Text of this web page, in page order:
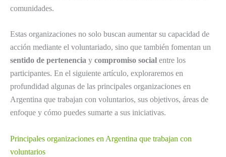
comunidades.
Estas organizaciones no solo buscan aumentar su capacidad de
acción mediante el voluntariado, sino que también fomentan un
sentido de pertenencia y compromiso social entre los
participantes. En el siguiente artículo, exploraremos en
profundidad algunas de las principales organizaciones en
Argentina que trabajan con voluntarios, sus objetivos, áreas de
enfoque y cómo puedes sumarte a sus iniciativas.
Principales organizaciones en Argentina que trabajan con
voluntarios